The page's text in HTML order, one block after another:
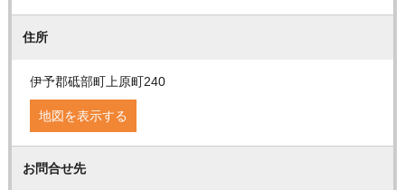
住所
伊予郡砥部町上原町240
地図を表示する
お問合せ先